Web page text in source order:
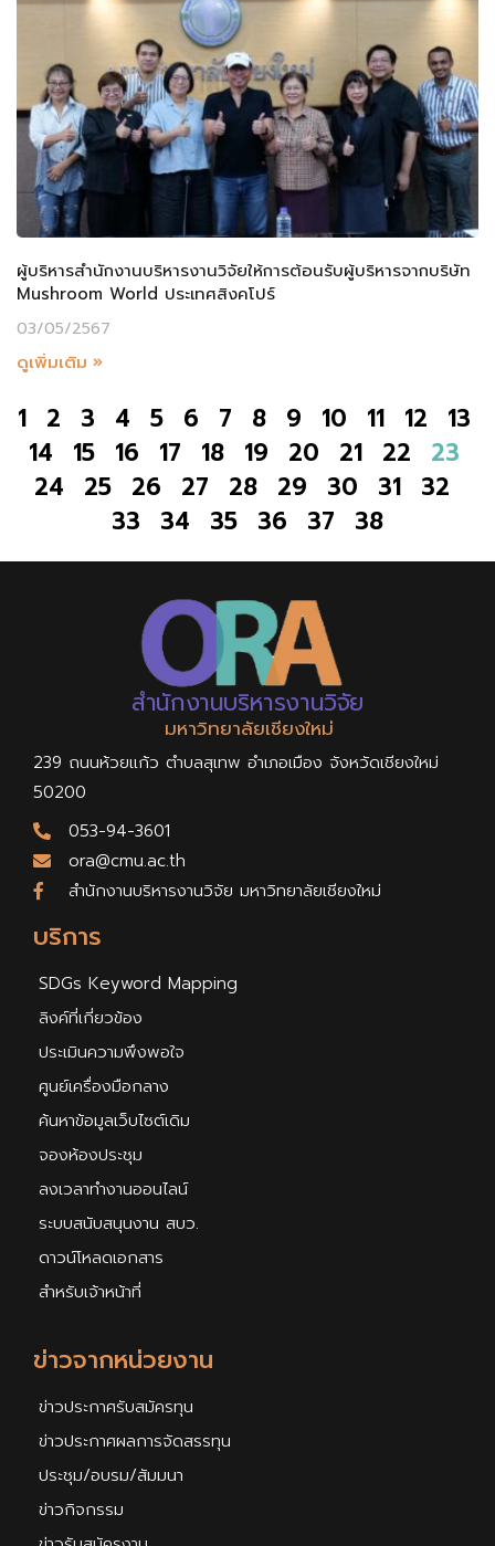
ผู้บริหารสำนักงานบริหารงานวิจัยให้การต้อนรับผู้บริหารจากบริษัท
Mushroom World ประเทศสิงคโปร์
03/05/2567
ดูเพิ่มเติม »
1 2 3 4 5 6 7 8 9 10 11 12
13
14
15 16 17 18 19 20 21 22
23
24
25 26 27 28 29 30 31
32
33
34 35 36 37 38
ข่าวจากหน่วยงาน
ข่าวประกาศรับสมัครทุน
ข่าวประกาศผลการจัดสรรทุน
ประชุม/อบรม/สัมมนา
ข่าวกิจกรรม
บริการ
SDGs Keyword Mapping
ลิงค์ที่เกี่ยวข้อง
ประเมินความพึงพอใจ
ศูนย์เครื่องมือกลาง
ค้นหาข้อมูลเว็บไซต์เดิม
จองห้องประชุม
ลงเวลาทำงานออนไลน์
ระบบสนับสนุนงาน สบว.
ดาวน์โหลดเอกสาร
สำหรับเจ้าหน้าที่
สำนักงานบริหารงานวิจัย
มหาวิทยาลัยเชียงใหม่
239 ถนนห้วยแก้ว ตำบลสุเทพ อำเภอเมือง จังหวัดเชียงใหม่
50200
053-94-3601
ora@cmu.ac.th
สำนักงานบริหารงานวิจัย มหาวิทยาลัยเชียงใหม่